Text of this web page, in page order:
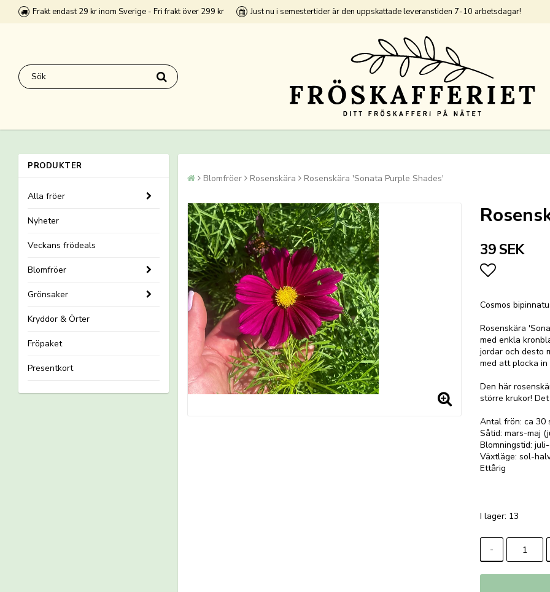
Frakt endast 29 kr inom Sverige - Fri frakt över 299 kr Just nu i semestertider är den uppskattade leveranstiden 7-10 arbetsdagar!
PRODUKTER
Alla fröer
Nyheter
Veckans frödeals
Blomfröer
Grönsaker
Kryddor & Örter
Fröpaket
Presentkort
Blomfröer Rosenskära Rosenskära 'Sonata Purple Shades'
39 SEK
Cosmos
Rosenskära
med enkla
jordar och desto
med att plocka
Den här
större krukor!
Antal frön: ca 30
Såtid: mars-maj
Blomningstid:
Växtläge: sol-
Ettårig
I lager: 13
-